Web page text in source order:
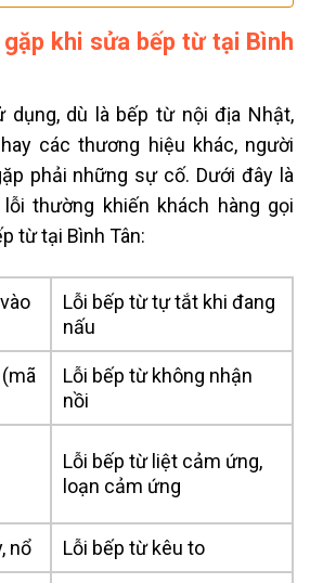
khi sửa bếp từ tại Bình
dụng, dù là bếp từ nội địa Nhật,
các thương hiệu khác, người
phải những sự cố. Dưới đây là
thường khiến khách hàng gọi
từ tại Bình Tân:
Lỗi bếp từ tự tắt khi đang
nấu
Lỗi bếp từ không nhận
nồi
Lỗi bếp từ liệt cảm ứng,
loạn cảm ứng
nổ Lỗi bếp từ kêu to